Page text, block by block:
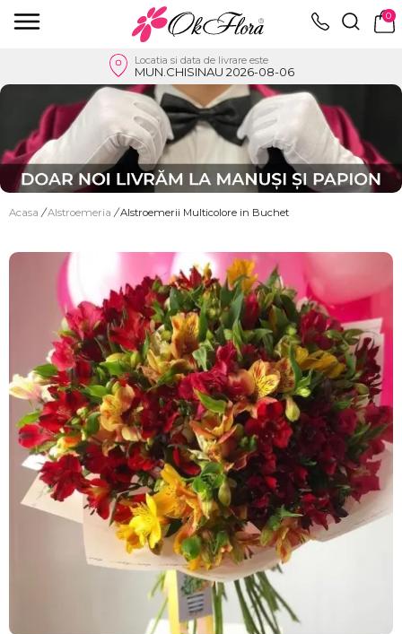
0
Locatia si data de livrare este
MUN.CHISINAU 2026-08-06
Acasa / Alstroemeria / Alstroemerii Multicolore in Buchet